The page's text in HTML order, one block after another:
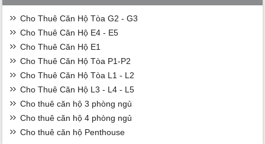
Cho Thuê Căn Hộ Tòa G2 - G3
Cho Thuê Căn Hộ E4 - E5
Cho Thuê Căn Hộ E1
Cho Thuê Căn Hộ Tòa P1-P2
Cho Thuê Căn Hộ Tòa L1 - L2
Cho Thuê Căn Hộ L3 - L4 - L5
Cho thuê căn hộ 3 phòng ngủ
Cho thuê căn hộ 4 phòng ngủ
Cho thuê căn hộ Penthouse